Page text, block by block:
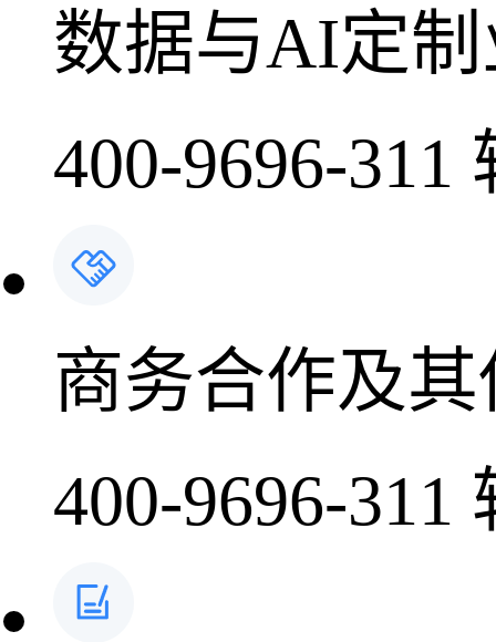
数据与AI定
400-9696-311
商务合作及
400-9696-311